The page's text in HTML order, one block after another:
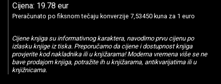
Cijena: 19.78 eur
Preračunato po fiksnom tečaju konverzije 7,53450 kuna za 1 euro
Cijene knjiga su informativnog karaktera, navodimo prvu cijenu po
izlasku knjige iz tiska. Preporučamo da cijene i dostupnost knjiga
provjerite kod nakladnika ili u knjižarama! Moderna vremena više se ne
bave prodajom knjiga, potražite ih u knjižarama, antikvarijatima ili u
knjižnicama.